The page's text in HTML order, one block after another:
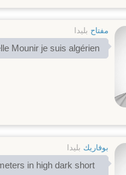
مفتاح بليدا
Mounir je suis algérien
بوفاريك بليدا
in high dark short